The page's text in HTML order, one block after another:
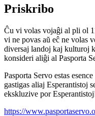
Priskribo
Ĉu vi volas vojaĝi al pli ol
vi ne povas aŭ eĉ ne volas
diversaj landoj kaj kulturoj
konsideri aliĝi al Pasporta
Pasporta Servo estas
gastigas aliaj Esperantistoj
ekskluzive por
https://